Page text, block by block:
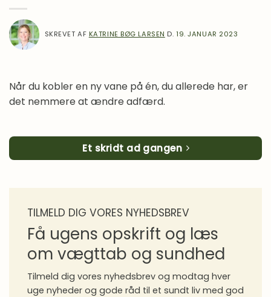
SKREVET AF KATRINE BØG LARSEN D.19. JANUAR 2023
Når du kobler en ny vane på én, du allerede har, er
det nemmere at ændre adfærd.
Et skridt ad gangen
TILMELD DIG VORES NYHEDSBREV
Få ugens opskrift og læs
om vægttab og sundhed
Tilmeld dig vores nyhedsbrev og modtag hver
uge nyheder og gode råd til et sundt liv med god